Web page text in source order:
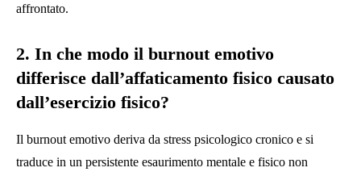
affrontato.
2. In che modo il burnout emotivo
differisce dall’affaticamento fisico causato
dall’esercizio fisico?
Il burnout emotivo deriva da stress psicologico cronico e si
traduce in un persistente esaurimento mentale e fisico non